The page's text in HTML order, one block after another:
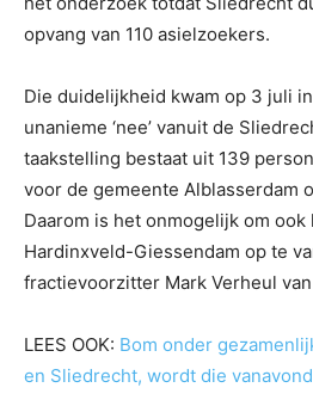
opvang van 110 asielzoekers.
Die duidelijkheid kwam op 3 juli
unanieme ‘nee’ vanuit de
taakstelling bestaat uit 139
voor de gemeente Alblasserdam
Daarom is het onmogelijk om ook
Hardinxveld-Giessendam op te
fractievoorzitter Mark Verheul
LEES OOK: Bom onder
en Sliedrecht, wordt die